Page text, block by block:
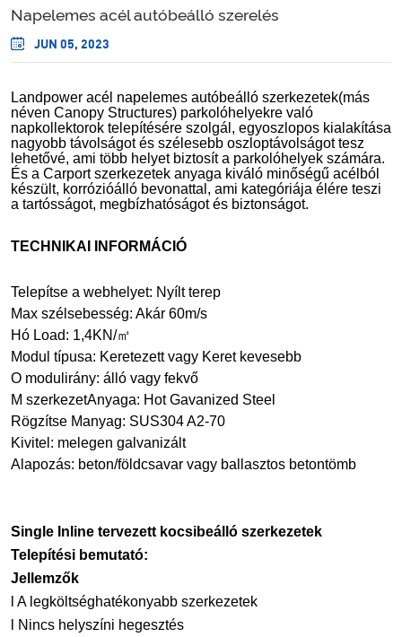
Napelemes acél autóbeálló szerelés
JUN 05, 2023
Landpower acél napelemes autóbeálló szerkezetek(más
néven Canopy Structures) parkolóhelyekre való
napkollektorok telepítésére szolgál, egyoszlopos kialakítása
nagyobb távolságot és szélesebb oszloptávolságot tesz
lehetővé, ami több helyet biztosít a parkolóhelyek számára.
És a Carport szerkezetek anyaga kiváló minőségű acélból
készült, korrózióálló bevonattal, ami kategóriája élére teszi
a tartósságot, megbízhatóságot és biztonságot.
TECHNIKAI INFORMÁCIÓ
Telepítse a webhelyet: Nyílt terep
Max szélsebesség: Akár 60m/s
Hó Load: 1,4KN/㎡
Modul típusa: Keretezett vagy Keret kevesebb
O modul irány: álló vagy fekvő
M szerkezetAnyaga: Hot Gavanized Steel
Rögzítse Manyag: SUS304 A2-70
Kivitel: melegen galvanizált
Alapozás: beton/földcsavar vagy ballasztos betontömb
Single Inline tervezett kocsibeálló szerkezetek
Telepítési bemutató:
Jellemzők
A legköltséghatékonyabb szerkezetek
Nincs helyszíni hegesztés